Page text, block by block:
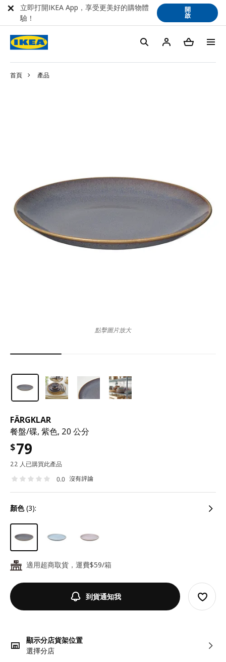
首頁 產品
FÄRGKLAR
餐盤/碟, 紫色, 20 公分
$79
22 人已購買此產品
0.0 沒有評論
顏色(3):
24 適用超商取貨，運費$59/箱
到貨通知我
顯示分店貨架位置
選擇分店
點擊圖片放大
立即打開IKEA App，享受更美好的購物體
驗！
開
啟